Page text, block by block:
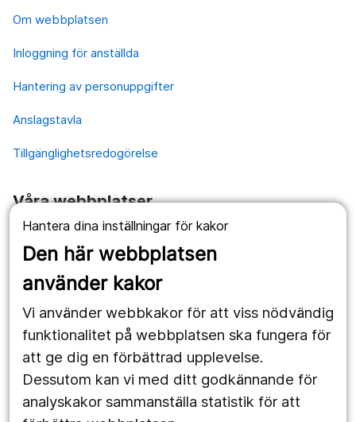
Hantera dina inställningar för kakor
Den här webbplatsen
använder kakor
Vi använder webbkakor för att viss nödvändig
funktionalitet på webbplatsen ska fungera för
att ge dig en förbättrad upplevelse.
Dessutom kan vi med ditt godkännande för
analyskakor sammanställa statistik för att
Om webbplatsen
Inloggning för anställda
Hantering av personuppgifter
Anslagstavla
Tillgänglighetsredogörelse
Våra webbplatser
1177.se
Länstrafiken
Utveckling
Följ oss
Facebook